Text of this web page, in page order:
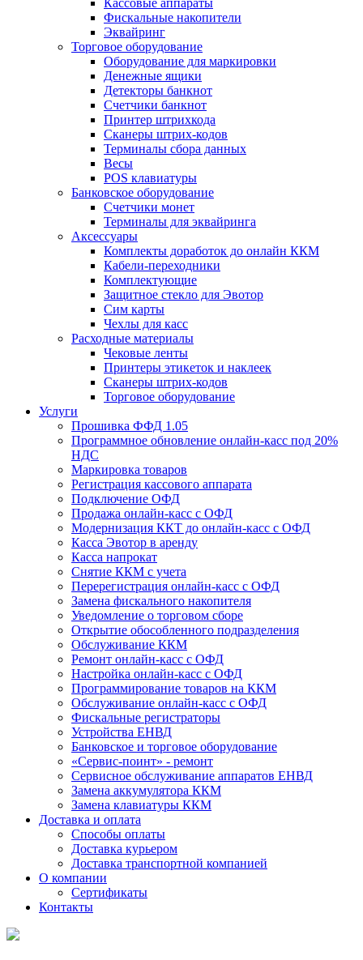
Кассовые аппараты
Фискальные накопители
Эквайринг
Торговое оборудование
Оборудование для маркировки
Денежные ящики
Детекторы банкнот
Счетчики банкнот
Принтер штрихкода
Сканеры штрих-кодов
Терминалы сбора данных
Весы
POS клавиатуры
Банковское оборудование
Счетчики монет
Терминалы для эквайринга
Аксессуары
Комплекты доработок до онлайн ККМ
Кабели-переходники
Комплектующие
Защитное стекло для Эвотор
Сим карты
Чехлы для касс
Расходные материалы
Чековые ленты
Принтеры этикеток и наклеек
Сканеры штрих-кодов
Торговое оборудование
Услуги
Прошивка ФФД 1.05
Программное обновление онлайн-касс под 20%
НДС
Маркировка товаров
Регистрация кассового аппарата
Подключение ОФД
Продажа онлайн-касс с ОФД
Модернизация ККТ до онлайн-касс с ОФД
Касса Эвотор в аренду
Касса напрокат
Снятие ККМ с учета
Перерегистрация онлайн-касс с ОФД
Замена фискального накопителя
Уведомление о торговом сборе
Открытие обособленного подразделения
Обслуживание ККМ
Ремонт онлайн-касс с ОФД
Настройка онлайн-касс с ОФД
Программирование товаров на ККМ
Обслуживание онлайн-касс с ОФД
Фискальные регистраторы
Устройства ЕНВД
Банковское и торговое оборудование
«Сервис-поинт» - ремонт
Сервисное обслуживание аппаратов ЕНВД
Замена аккумулятора ККМ
Замена клавиатуры ККМ
Доставка и оплата
Способы оплаты
Доставка курьером
Доставка транспортной компанией
О компании
Сертификаты
Контакты